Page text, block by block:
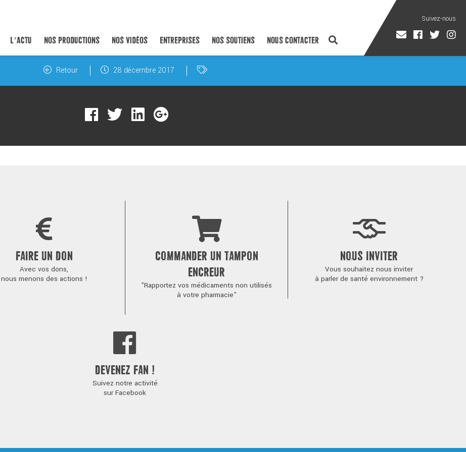
L’ACTU NOS PRODUCTIONS NOS VIDÉOS ENTREPRISES NOS SOUTIENS NOUS CONTACTER
Retour 28 décembre 2017
FAIRE UN DON
Avec vos dons,
nous menons des actions !
COMMANDER UN TAMPON
ENCREUR
"Rapportez vos médicaments non utilisés
à votre pharmacie"
NOUS INVITER
Vous souhaitez nous inviter
à parler de santé environnement ?
DEVENEZ FAN !
Suivez notre activité
sur Facebook